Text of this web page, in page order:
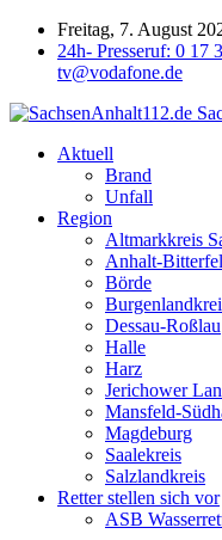
Freitag, 7. August
24h- Presseruf: 0 17
tv@vodafone.de
Aktuell
Brand
Unfall
Region
Altmarkkreis
Anhalt-
Börde
Dessau-Roßlau
Halle
Harz
Jerichower
Mansfeld-
Magdeburg
Saalekreis
Salzlandkreis
Retter stellen sich vor
ASB